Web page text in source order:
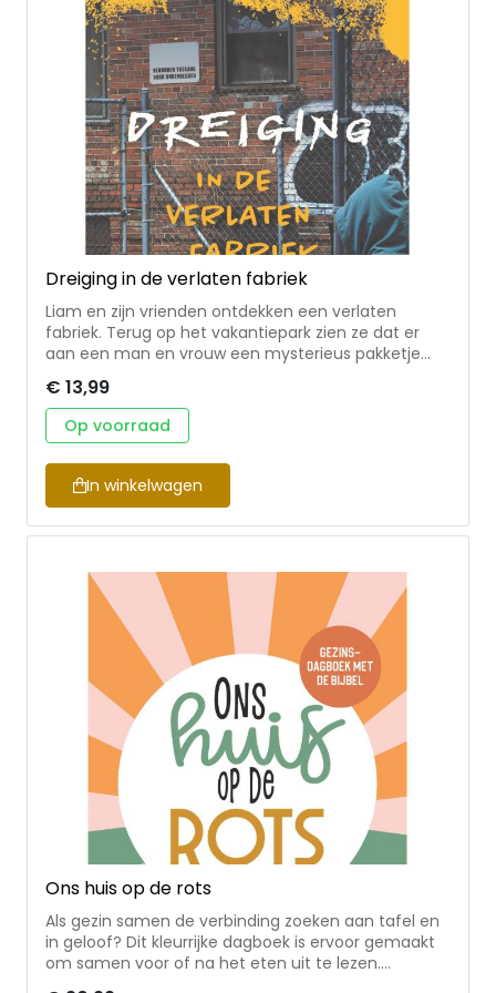
animatievideo's, het illustreren van kinderboeken en
-bijbels en het tekenen van strips.
Dreiging in de verlaten fabriek
Liam en zijn vrienden ontdekken een verlaten
fabriek. Terug op het vakantiepark zien ze dat er
aan een man en vrouw een mysterieus pakketje
vrienden bij de fabriek eenzelfde soort pakketje …
met smokkelwaar! Dat is het begin van een nieuw
en spannend avontuur. • vervolg op Dreiging op het
schoolplein en Dreiging rond de ruïne • thema’s: de
kracht van vriendschap, bedreiging/gijzeling,
gerechtigheid, (verkeerd) omgaan met de natuur •
een mooie mix van spanning, mysterie en avontuur
Hans Mijnders was 36 jaar directeur van een
boeken voor jongeren. Hij won vaak de Publieksprijs
en daarnaast de Young Adult Prize 2023 voor zijn
boek Crash.
€ 13,99
Op voorraad
In winkelwagen
Ons huis op de rots
Als gezin samen de verbinding zoeken aan tafel en
in geloof? Dit kleurrijke dagboek is ervoor gemaakt
om samen voor of na het eten uit te lezen.